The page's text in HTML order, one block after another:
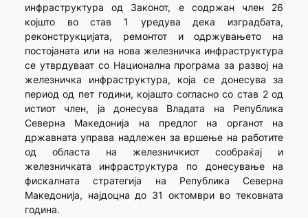
инфраструктура од Законот, е содржан член 26
којшто во став 1 уредува дека изградбата,
реконструкцијата, ремонтот и одржувањето на
постојаната или на нова железничка инфраструктура
се утврдуваат со Национална програма за развој на
железничка инфраструктура, која се донесува за
период од пет години, којашто согласно со став 2 од
истиот член, ја донесува Владата на Република
Северна Македонија на предлог на органот на
државната управа надлежен за вршење на работите
од областа на железничкиот сообраќај и
железничката инфраструктура по донесување на
фискалната стратегија на Република Северна
Македонија, најдоцна до 31 октомври во тековната
година.